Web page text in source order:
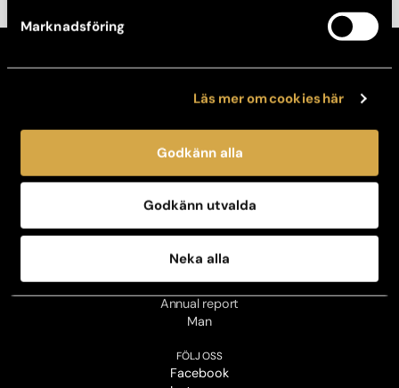
Marknadsföring
Läs mer om cookies här
Godkänn alla
Godkänn utvalda
Neka alla
Kontakta din klinik
Broschyrer
OM OSS
Vår historia
Jobba hos oss
Kontaktpersoner för press
Personuppgiftspolicy
Sustainability policy
Business code of conduct
Sustainability report
Annual report
Man
FÖLJ OSS
Facebook